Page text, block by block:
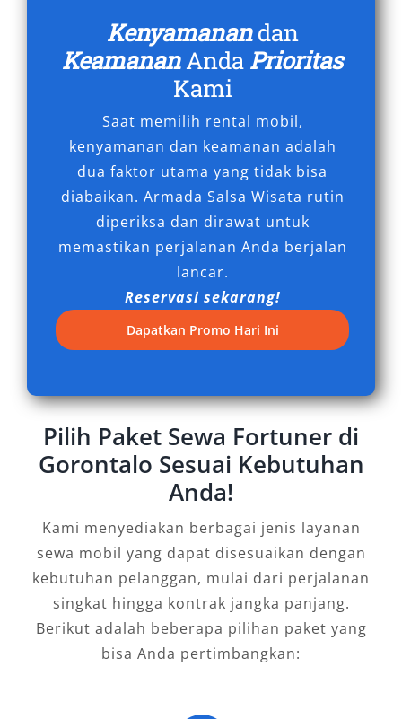
sewa Fortuner di Gorontalo tergolong
kompetitif. Dengan tarif yang sebanding
dengan performa, kenyamanan, dan keamanan
yang ditawarkan, Fortuner menjadi kendaraan
yang tidak hanya mewah, tetapi juga ekonomis
untuk jangka panjang. Pengguna tidak perlu
memikirkan biaya perawatan, asuransi,
maupun penyusutan aset karena semua telah
di-cover oleh penyedia layanan rental Fortuner
Gorontalo terpercaya.
Melalui kombinasi daya jelajah tinggi,
kenyamanan premium, tampilan elegan, serta
fleksibilitas layanan, sewa Fortuner Gorontalo
mobilitas modern di Gorontalo. Apakah Anda
seorang pebisnis, wisatawan, atau keluarga
yang merencanakan liburan panjang, menyewa
Fortuner adalah langkah cerdas untuk
menjamin perjalanan yang aman, efisien, dan
berkelas. Jangan ragu memilihrental mobil
Fortuner Gorontalosebagai mitra mobilitas
Anda—karena setiap perjalanan berharga
pantas ditemani kendaraan terbaik.
Tipe Mobil Fortuner yang Kami
Kenyamanandan
KeamananAnda Prioritas
Kami
Saat memilih rental mobil,
kenyamanan dan keamanan adalah
dua faktor utama yang tidak bisa
diabaikan. Armada Salsa Wisata rutin
diperiksa dan dirawat untuk
memastikan perjalanan Anda berjalan
lancar.
Reservasi sekarang!
Dapatkan Promo Hari Ini
Pilih Paket Sewa Fortuner di
Gorontalo Sesuai Kebutuhan
Anda!
Kami menyediakan berbagai jenis layanan
sewa mobil yang dapat disesuaikan dengan
kebutuhan pelanggan, mulai dari perjalanan
singkat hingga kontrak jangka panjang.
Berikut adalah beberapa pilihan paket yang
bisa Anda pertimbangkan: